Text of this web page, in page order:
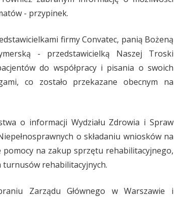
- przypinek.
firmy Convatec, panią Bożeną
- przedstawicielką Naszej Troski
do współpracy i pisania o swoich
co zostało przekazane obecnym na
o informacji Wydziału Zdrowia i Spraw
o składaniu wniosków na
na zakup sprzętu rehabilitacyjnego,
rehabilitacyjnych.
Zarządu Głównego w Warszawie i